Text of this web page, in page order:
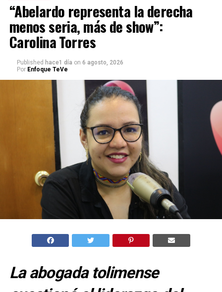
“Abelardo representa la derecha
menos seria, más de show”:
Carolina Torres
Published hace1 día on 6 agosto, 2026
Por Enfoque TeVe
La abogada tolimense